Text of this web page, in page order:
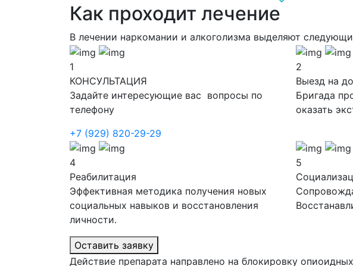
Как проходит лечение
В лечении наркомании и алкоголизма выделяют
1
КОНСУЛЬТАЦИЯ
Задайте интересующие вас вопросы по
телефону
+7 (929) 820-29-29
2
Выезд на
Бригада
оказать
4
Реабилитация
Эффективная методика получения новых
социальных навыков и восстановления
личности.
5
Оставить заявку
Действие препарата направлено на блокировку